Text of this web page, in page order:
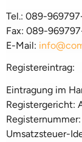
Tel.: 089-
Fax: 089-
E-Mail:
Registereintrag:
Eintragung im
Registergericht:
Umsatzsteuer-